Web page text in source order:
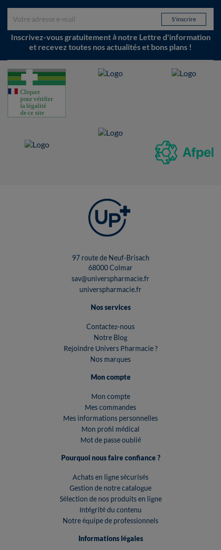
Inscrivez-vous gratuitement à notre Lettre d'information
et recevez toutes nos actualités et bons plans !
97 route de Neuf-Brisach
68000 Colmar
sav@universpharmacie.fr
universpharmacie.fr
Nos services
Contactez-nous
Notre Blog
Rejoindre Univers Pharmacie ?
Nos marques
Mon compte
Mon compte
Mes commandes
Mes informations personnelles
Mon profil médical
Mot de passe oublié
Pourquoi nous faire confiance ?
Achats en ligne sécurisés
Gestion de notre catalogue
Sélection de nos produits en ligne
Intégrité du contenu
Notre équipe de professionnels
Informations légales